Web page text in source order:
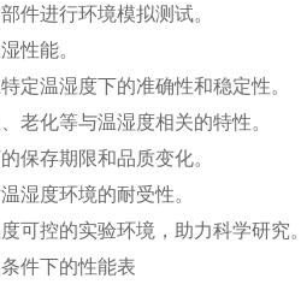
件进行环境模拟测试。
性能。
定温湿度下的准确性和稳定性。
老化等与温湿度相关的特性。
保存期限和品质变化。
湿度环境的耐受性。
可控的实验环境，助力科学研究。
件下的性能表